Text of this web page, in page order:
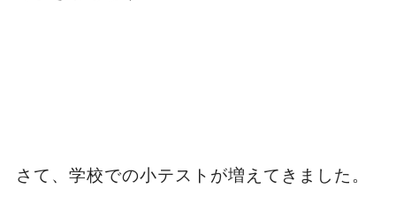
さて、学校での小テストが増えてきました。